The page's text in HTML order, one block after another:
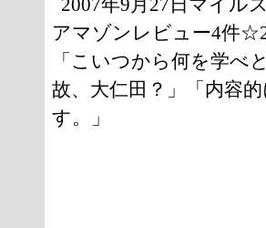
アマゾンレビュー4件
「こいつから何を学べ
故、大仁田？」「内容
す。」